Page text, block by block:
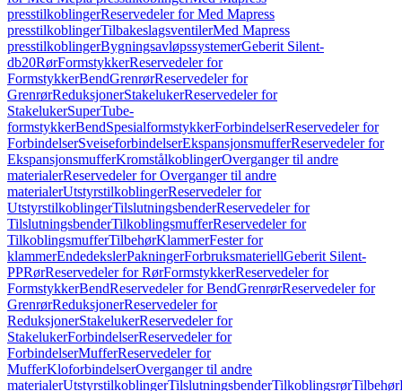
presstilkoblingerReservedeler for Med Mapress
presstilkoblingerTilbakeslagsventilerMed Mapress
presstilkoblingerBygningsavløpssystemerGeberit Silent-
db20RørFormstykkerReservedeler for
FormstykkerBendGrenrørReservedeler for
GrenrørReduksjonerStakelukerReservedeler for
StakelukerSuperTube-
formstykkerBendSpesialformstykkerForbindelserReservedeler for
ForbindelserSveiseforbindelserEkspansjonsmufferReservedeler for
EkspansjonsmufferKromstålkoblingerOverganger til andre
materialerReservedeler for Overganger til andre
materialerUtstyrstilkoblingerReservedeler for
UtstyrstilkoblingerTilslutningsbenderReservedeler for
TilslutningsbenderTilkoblingsmufferReservedeler for
TilkoblingsmufferTilbehørKlammerFester for
klammerEndedekslerPakningerForbruksmateriellGeberit Silent-
PPRørReservedeler for RørFormstykkerReservedeler for
FormstykkerBendReservedeler for BendGrenrørReservedeler for
GrenrørReduksjonerReservedeler for
ReduksjonerStakelukerReservedeler for
StakelukerForbindelserReservedeler for
ForbindelserMufferReservedeler for
MufferKloforbindelserOverganger til andre
materialerUtstyrstilkoblingerTilslutningsbenderTilkoblingsrørTilbehør